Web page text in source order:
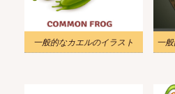
一般的なカエルのイラスト